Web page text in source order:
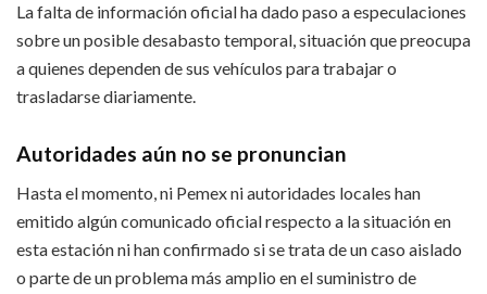
La falta de información oficial ha dado paso a especulaciones
sobre un posible desabasto temporal, situación que preocupa
a quienes dependen de sus vehículos para trabajar o
trasladarse diariamente.
Autoridades aún no se pronuncian
Hasta el momento, ni Pemex ni autoridades locales han
emitido algún comunicado oficial respecto a la situación en
esta estación ni han confirmado si se trata de un caso aislado
o parte de un problema más amplio en el suministro de